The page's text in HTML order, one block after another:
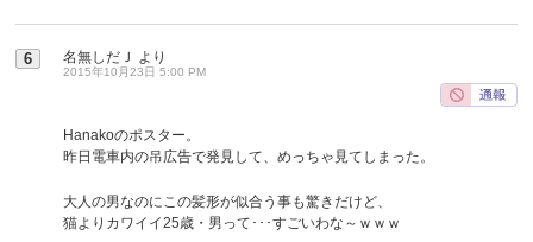
6 名無しだＪ より
2015年10月23日 5:00 PM
Hanakoのポスター。
昨日電車内の吊広告で発見して、めっちゃ見てしまった。
大人の男なのにこの髪形が似合う事も驚きだけど、
猫よりカワイイ25歳・男って･･･すごいわな～ｗｗｗ